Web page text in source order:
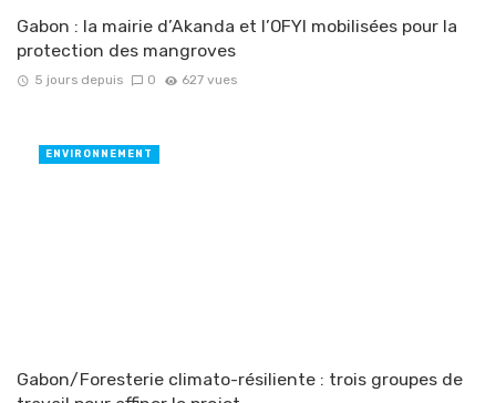
Gabon : la mairie d’Akanda et l’OFYI mobilisées pour la
protection des mangroves
5 jours depuis 0 627 vues
Gabon/Foresterie climato-résiliente : trois groupes de
ENVIRONNEMENT